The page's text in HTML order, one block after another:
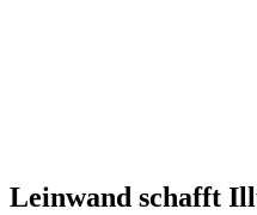
Leinwand schafft